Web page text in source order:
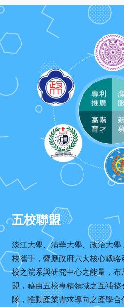
五校聯盟
淡江大學、清華大學、政治大
校攜手，響應政府六大核心戰
校之院系與研究中心之能量，
盟，藉由五校專精領域之互補
隊，推動產業需求導向之產學